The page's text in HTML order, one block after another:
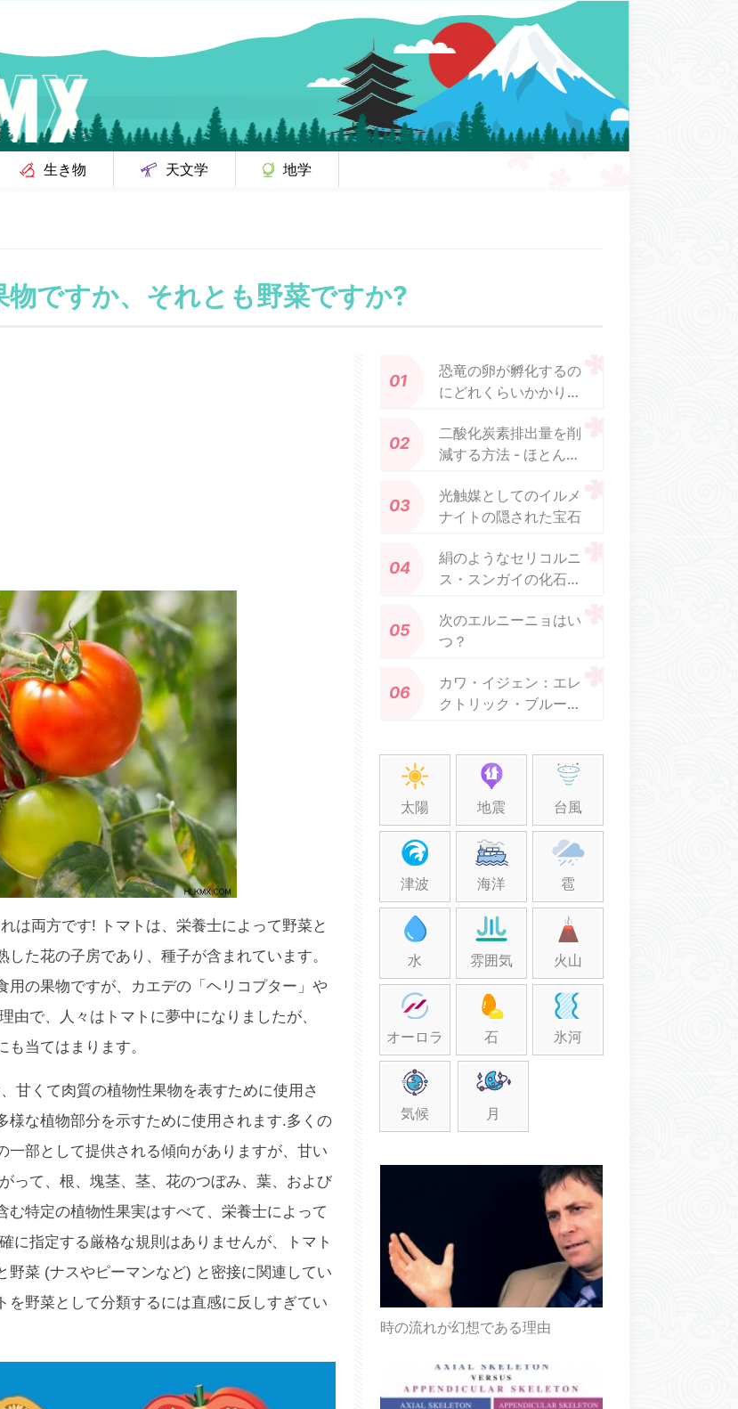
生き物 天文学 地学
物ですか、それとも野菜ですか?
は両方です! トマトは、栄養士によって野菜と
た花の子房であり、種子が含まれています。
用の果物ですが、カエデの「ヘリコプター」や
で、人々はトマトに夢中になりましたが、
も当てはまります。
甘くて肉質の植物性果物を表すために使用さ
な植物部分を示すために使用されます.多くの
部として提供される傾向がありますが、甘い
って、根、塊茎、茎、花のつぼみ、葉、および
特定の植物性果実はすべて、栄養士によって
に指定する厳格な規則はありませんが、トマト
菜 (ナスやピーマンなど) と密接に関連してい
野菜として分類するには直感に反しすぎてい
恐竜の卵が孵化するの
にどれくらいかかりま
二酸化炭素排出量を削
減する方法 - ほとんど
光触媒としてのイルメ
ナイトの隠された宝石
絹のようなセリコルニ
ス・スンガイの化石
見る
次のエルニーニョはい
つ？
カワ・イジェン：エレ
クトリック・ブルーの
太陽 地震 台風
津波 海洋 雹
水 雰囲気 火山
オーロラ 石 氷河
気候 月
時の流れが幻想である理由